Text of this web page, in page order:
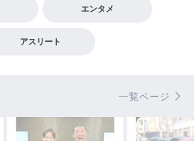
エンタメ
アスリート
一覧ページ